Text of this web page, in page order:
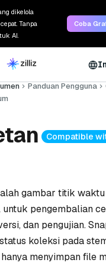
dikelola
Tanpa
AI.
Coba
Panduan Pengguna
Compatible
gambar titik
pengembalian
dan pengujian.
koleksi pada
menyimpan file